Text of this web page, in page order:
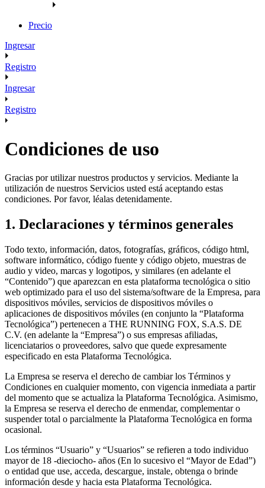
Precio
Ingresar
Registro
Ingresar
Registro
Condiciones de uso
Gracias por utilizar nuestros productos y servicios. Mediante la
utilización de nuestros Servicios usted está aceptando estas
condiciones. Por favor, léalas detenidamente.
1. Declaraciones y términos generales
Todo texto, información, datos, fotografías, gráficos, código html,
software informático, código fuente y código objeto, muestras de
audio y video, marcas y logotipos, y similares (en adelante el
“Contenido”) que aparezcan en esta plataforma tecnológica o sitio
web optimizado para el uso del sistema/software de la Empresa, para
dispositivos móviles, servicios de dispositivos móviles o
aplicaciones de dispositivos móviles (en conjunto la “Plataforma
Tecnológica”) pertenecen a THE RUNNING FOX, S.A.S. DE
C.V. (en adelante la “Empresa”) o sus empresas afiliadas,
licenciatarios o proveedores, salvo que quede expresamente
especificado en esta Plataforma Tecnológica.
La Empresa se reserva el derecho de cambiar los Términos y
Condiciones en cualquier momento, con vigencia inmediata a partir
del momento que se actualiza la Plataforma Tecnológica. Asimismo,
la Empresa se reserva el derecho de enmendar, complementar o
suspender total o parcialmente la Plataforma Tecnológica en forma
ocasional.
Los términos “Usuario” y “Usuarios” se refieren a todo individuo
mayor de 18 -dieciocho- años (En lo sucesivo el “Mayor de Edad”)
o entidad que use, acceda, descargue, instale, obtenga o brinde
información desde y hacia esta Plataforma Tecnológica.